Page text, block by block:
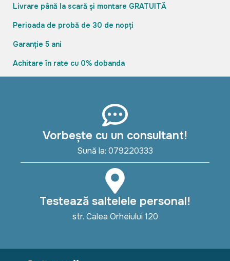
Livrare până la scară și montare GRATUITĂ
Perioada de probă de 30 de nopți
Garanție 5 ani
Achitare în rate cu 0% dobanda
Vorbește cu un consultant!
Sună la: 079220333
Testează saltelele personal!
str. Calea Orheiului 120